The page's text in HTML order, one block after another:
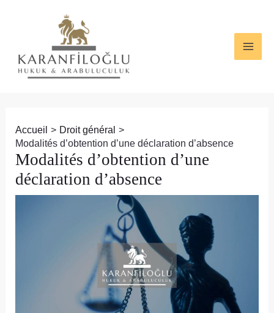
Accueil
Droit général
Modalités d’obtention d’une déclaration d’absence
Modalités d’obtention d’une
déclaration d’absence